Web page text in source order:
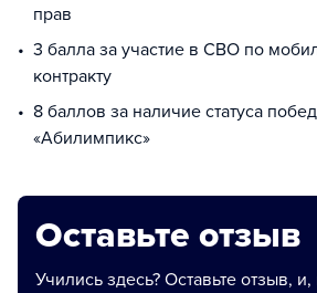
прав
3 балла за участие в СВО по
контракту
8 баллов за наличие статуса
«Абилимпикс»
Оставьте отзыв
Учились здесь? Оставьте отзыв,